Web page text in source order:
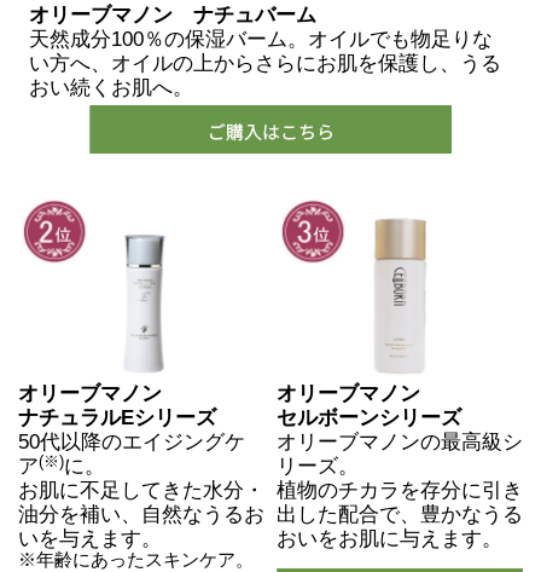
オリーブマノン ナチュバーム
天然成分100％の保湿バーム。オイルでも物足りな
い方へ、オイルの上からさらにお肌を保護し、うる
おい続くお肌へ。
オリーブマノン
ナチュラルEシリーズ
50代以降のエイジングケ
ア(※)に。
お肌に不足してきた水分・
油分を補い、自然なうるお
いを与えます。
※年齢にあったスキンケア。
オリーブマノン
セルボーンシリーズ
オリーブマノンの最高級シ
リーズ。
植物のチカラを存分に引き
出した配合で、豊かなうる
おいをお肌に与えます。